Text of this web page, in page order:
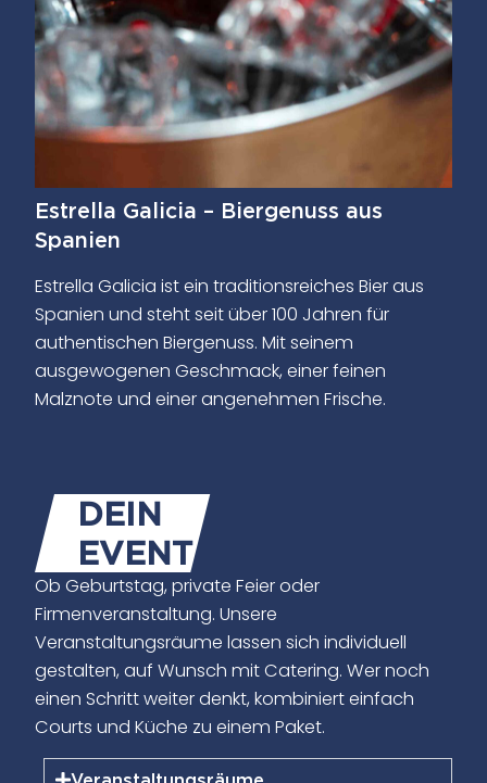
Estrella Galicia – Biergenuss aus
Spanien
Estrella Galicia ist ein traditionsreiches Bier aus
Spanien und steht seit über 100 Jahren für
authentischen Biergenuss. Mit seinem
ausgewogenen Geschmack, einer feinen
Malznote und einer angenehmen Frische.
DEIN
EVENT
Ob Geburtstag, private Feier oder
Firmenveranstaltung. Unsere
Veranstaltungsräume lassen sich individuell
gestalten, auf Wunsch mit Catering. Wer noch
einen Schritt weiter denkt, kombiniert einfach
Courts und Küche zu einem Paket.